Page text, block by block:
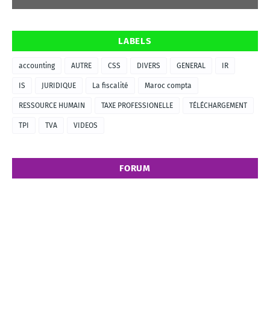
LABELS
accounting AUTRE CSS DIVERS GENERAL IR
IS JURIDIQUE La fiscalité Maroc compta
RESSOURCE HUMAIN TAXE PROFESSIONELLE TÉLÉCHARGEMENT
TPI TVA VIDEOS
FORUM